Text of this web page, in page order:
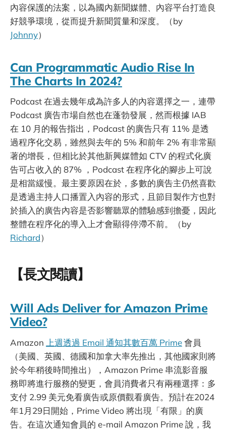
內容保護的法案，以為國內新聞媒體、內容平台打造良
好競爭環境，從而提升新聞質量和深度。（by
Johnny）
Can Programmatic Audio Rise In
The Charts In 2024?
Podcast 在過去幾年成為許多人的內容選擇之一，連帶
Podcast 廣告市場自然也在蓬勃發展，然而根據 IAB
在 10 月的報告指出，Podcast 的廣告只有 11% 是透
過程序化交易，雖然與去年的 5% 和前年 2% 有非常顯
著的增長，但相比於其他新興媒體如 CTV 的程式化廣
告可占收入的 87% ，Podcast 在程序化的腳步上可說
是相當緩慢。最主要原因在於，多數的廣告主仍然喜歡
是透過主持人口播置入內容的形式，且節目製作方也對
於插入的廣告內容是否影響聽眾的體驗感到擔憂，因此
整體在程序化的導入上才會顯得停滯不前。（by
Richard）
【長文閱讀】
Will Ads Deliver for Amazon Prime
Video?
Amazon 上週透過 Email 通知其數百萬 Prime會員
（美國、英國、德國和加拿大率先推出，其他國家則將
於今年稍後時間推出），Amazon Prime 串流影音服
務即將進行服務的變更，會員消費者只有兩種選擇：多
支付 2.99 美元免看廣告或原價觀看廣告。預計在2024
年1月29日開始，Prime Video 將出現「有限」的廣
告。在這次通知會員的 e-mail Amazon Prime 說，我